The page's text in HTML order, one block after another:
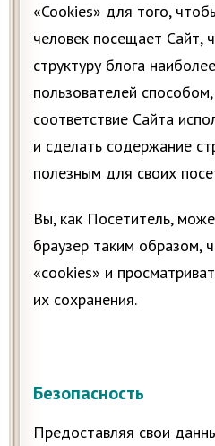
«Cookies» для того,
человек посещает Сайт,
структуру блога
пользователей
соответствие Сайта
и сделать содержание
полезным для своих
Вы, как Посетитель,
браузер таким образом,
«cookies» и
их сохранения.
Безопасность
Предоставляя свои